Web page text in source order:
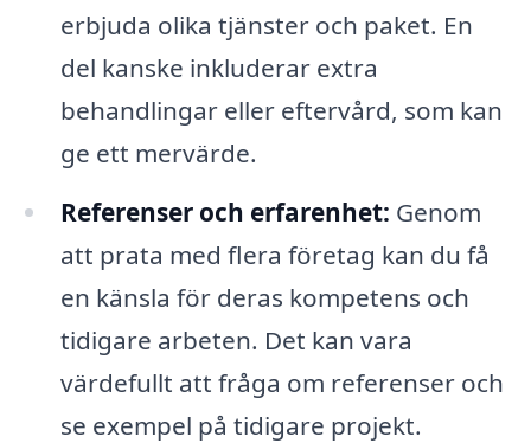
erbjuda olika tjänster och paket. En
del kanske inkluderar extra
behandlingar eller eftervård, som kan
ge ett mervärde.
Referenser och erfarenhet: Genom
att prata med flera företag kan du få
en känsla för deras kompetens och
tidigare arbeten. Det kan vara
värdefullt att fråga om referenser och
se exempel på tidigare projekt.